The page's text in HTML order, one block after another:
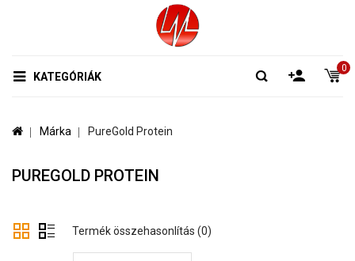
0
KATEGÓRIÁK
Márka PureGold Protein
PUREGOLD PROTEIN
Termék összehasonlítás (0)